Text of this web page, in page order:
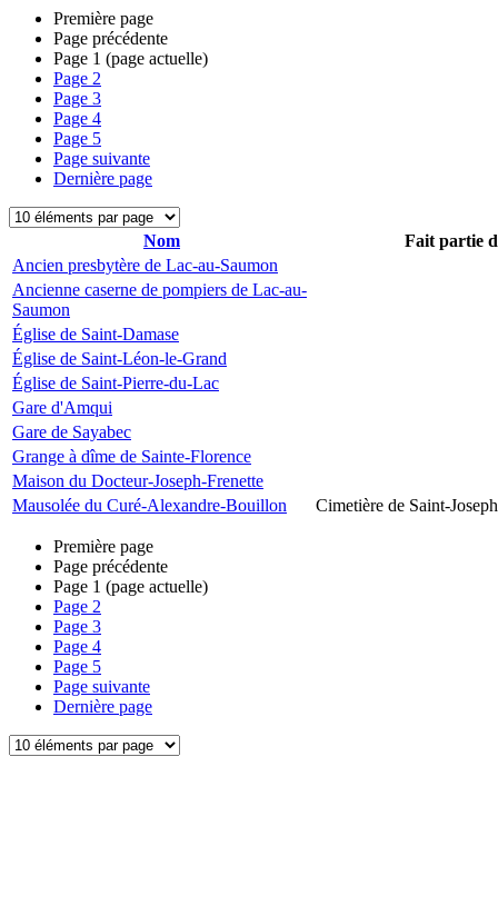
Première page
Page précédente
Page 1 (page actuelle)
Page 2
Page 3
Page 4
Page 5
Page suivante
Dernière page
Nom
Fait partie
Ancien presbytère de Lac-au-Saumon
Ancienne caserne de pompiers de Lac-au-
Saumon
Église de Saint-Damase
Église de Saint-Léon-le-Grand
Église de Saint-Pierre-du-Lac
Gare d'Amqui
Gare de Sayabec
Grange à dîme de Sainte-Florence
Maison du Docteur-Joseph-Frenette
Mausolée du Curé-Alexandre-Bouillon
Cimetière de Saint-Joseph
Première page
Page précédente
Page 1 (page actuelle)
Page 2
Page 3
Page 4
Page 5
Page suivante
Dernière page